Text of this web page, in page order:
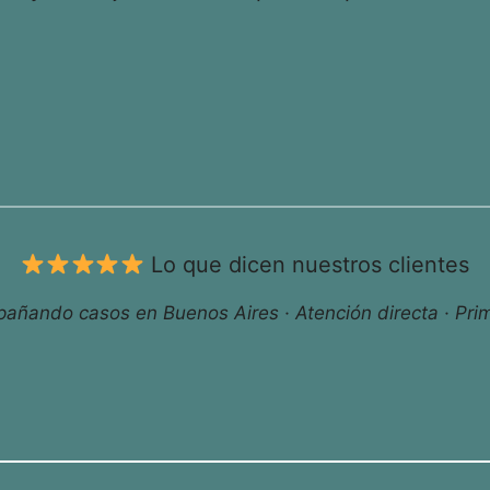
Lo que dicen nuestros clientes
casos en Buenos Aires · Atención directa ·